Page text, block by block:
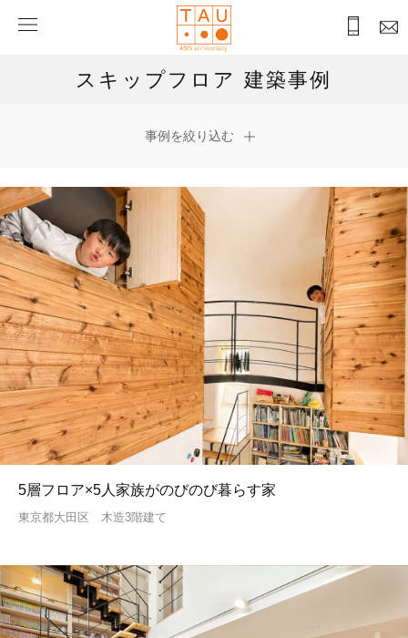
スキップフロア 建築事例
事例を絞り込む
5層フロア×5人家族がのびのび暮らす家
東京都大田区 木造3階建て